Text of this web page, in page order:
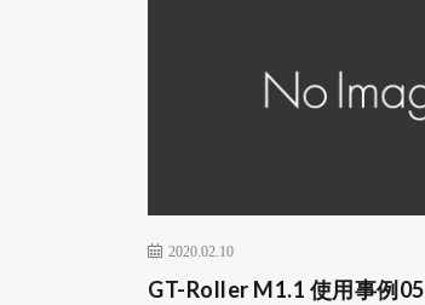
2020.02.10
GT-Roller M1.1 使用事例05